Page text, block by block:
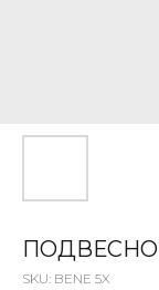
SKU: BENE 5X